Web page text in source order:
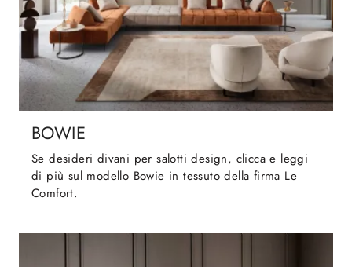
BOWIE
Se desideri divani per salotti design, clicca e leggi
di più sul modello Bowie in tessuto della firma Le
Comfort.